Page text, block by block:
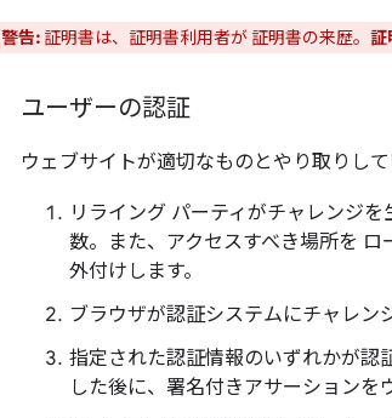
警告: 証明書は、証明書利用者が 証明書の来歴。 証
ユーザーの認証
ウェブサイトが適切なものとやり取りし
リライング パーティがチャレンジ
数。また、アクセスすべき場所を
外付けします。
ブラウザが認証システムにチャレン
指定された認証情報のいずれかが認
した後に、署名付きアサーションを